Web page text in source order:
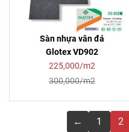
Sàn nhựa vân đá
Glotex VD902
225,000/m2
300,000/m2
← 1 2